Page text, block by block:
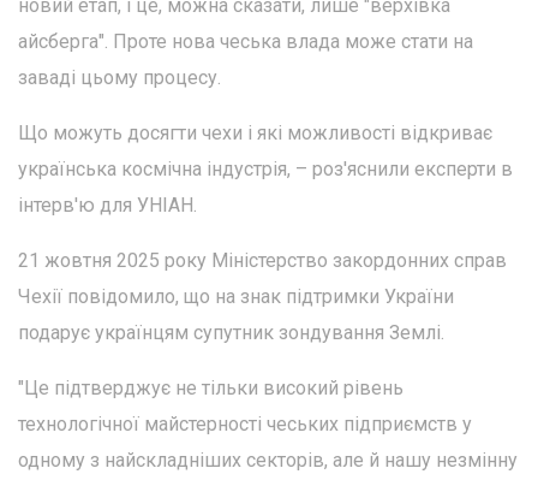
новий етап, і це, можна сказати, лише "верхівка
айсберга". Проте нова чеська влада може стати на
заваді цьому процесу.
Що можуть досягти чехи і які можливості відкриває
українська космічна індустрія, – роз'яснили експерти в
інтерв'ю для УНІАН.
21 жовтня 2025 року Міністерство закордонних справ
Чехії повідомило, що на знак підтримки України
подарує українцям супутник зондування Землі.
"Це підтверджує не тільки високий рівень
технологічної майстерності чеських підприємств у
одному з найскладніших секторів, але й нашу незмінну